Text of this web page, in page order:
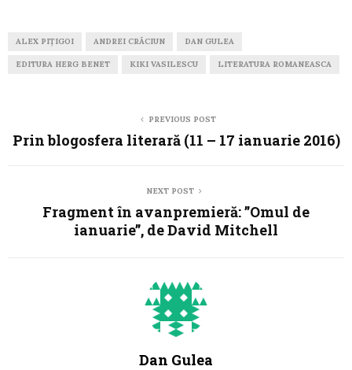
ALEX PIȚIGOI ANDREI CRĂCIUN DAN GULEA
EDITURA HERG BENET KIKI VASILESCU LITERATURA ROMANEASCA
PREVIOUS POST
Prin blogosfera literară (11 – 17 ianuarie 2016)
NEXT POST
Fragment în avanpremieră: ”Omul de
ianuarie”, de David Mitchell
Dan Gulea